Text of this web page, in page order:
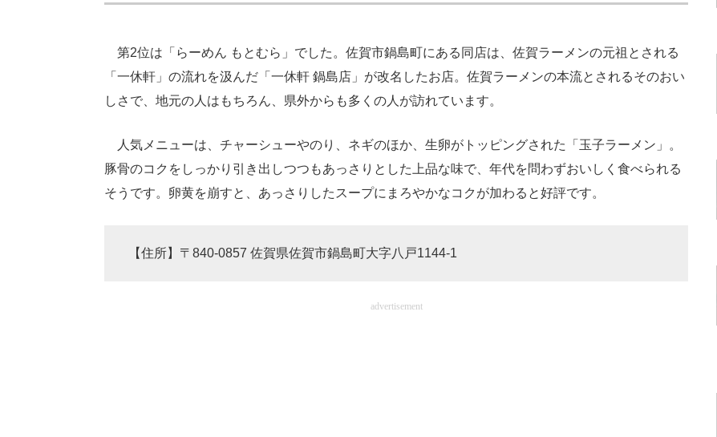
第2位は「らーめん もとむら」でした。佐賀市鍋島町にある同店は、佐賀ラーメンの元祖とされる
「一休軒」の流れを汲んだ「一休軒 鍋島店」が改名したお店。佐賀ラーメンの本流とされるそのおい
しさで、地元の人はもちろん、県外からも多くの人が訪れています。
人気メニューは、チャーシューやのり、ネギのほか、生卵がトッピングされた「玉子ラーメン」。
豚骨のコクをしっかり引き出しつつもあっさりとした上品な味で、年代を問わずおいしく食べられる
そうです。卵黄を崩すと、あっさりしたスープにまろやかなコクが加わると好評です。
【住所】〒840-0857 佐賀県佐賀市鍋島町大字八戸1144-1
advertisement